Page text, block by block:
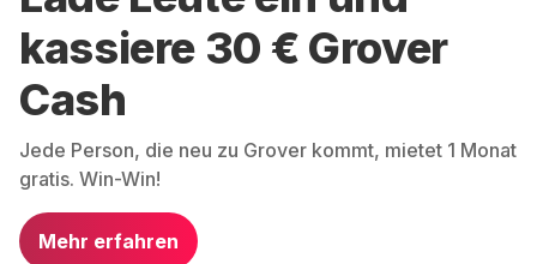
kassiere 30 € Grover
Cash
Jede Person, die neu zu Grover kommt, mietet 1 Monat
gratis. Win-Win!
Mehr erfahren